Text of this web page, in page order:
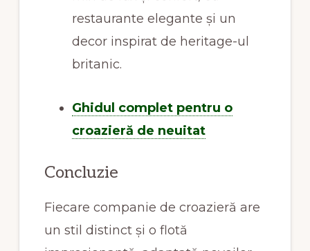
restaurante elegante și un
decor inspirat de heritage-ul
britanic.
Ghidul complet pentru o
croazieră de neuitat
Concluzie
Fiecare companie de croazieră are
un stil distinct și o flotă